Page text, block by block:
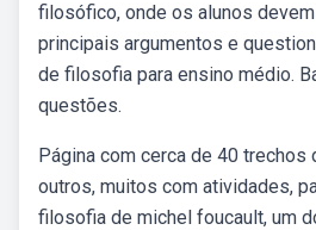
filosófico, onde os alunos
principais argumentos e
de filosofia para ensino médio.
questões.
Página com cerca de 40
outros, muitos com atividades,
filosofia de michel foucault, um